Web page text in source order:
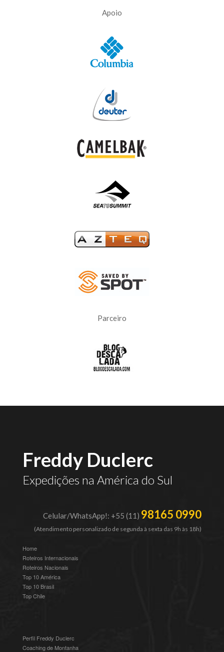
Apoio
Parceiro
Freddy Duclerc
Expedições na América do Sul
Celular/WhatsApp!: +55 (11) 98165 0990
(Atendimento personalizado de segunda à sexta das 9h às 18h)
Home
Roteiros Internacionais
Roteiros Nacionais
Top 10 América
Top 10 Brasil
Top Chile
Perfil Freddy Duclerc
Coaching de Montanha